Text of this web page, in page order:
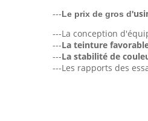
---Le prix de gros d'
---La conception
---La teinture
---La stabilité de
---Les rapports des